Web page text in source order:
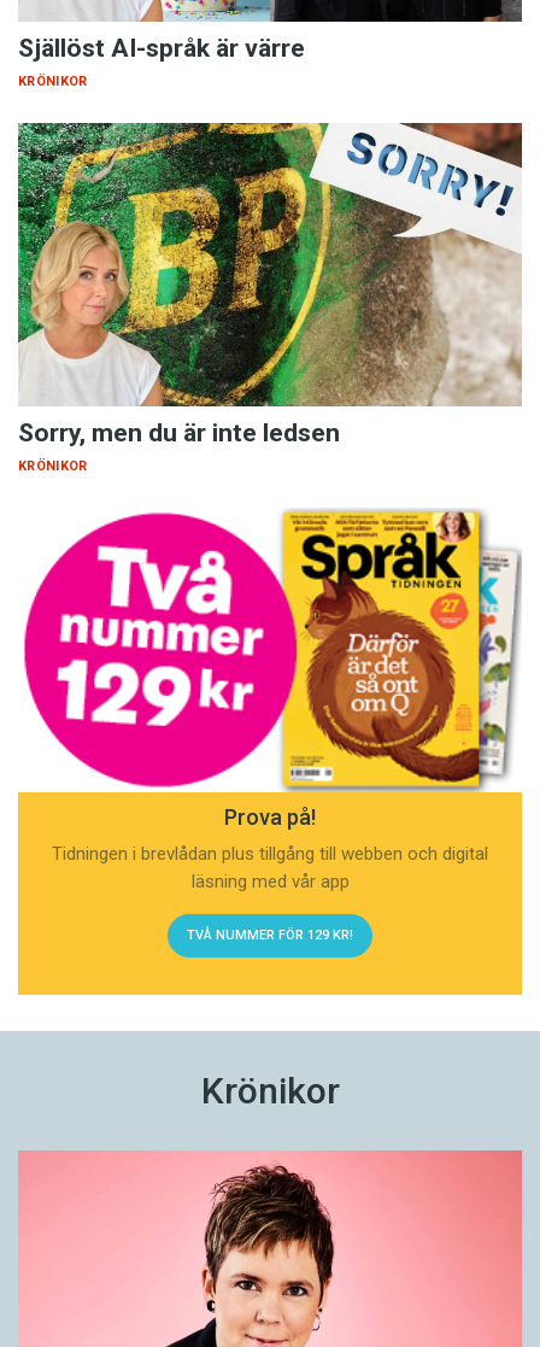
Själlöst AI-språk är värre
KRÖNIKOR
Sorry, men du är inte ledsen
KRÖNIKOR
Prova på!
Tidningen i brevlådan plus tillgång till webben och digital
läsning med vår app
TVÅ NUMMER FÖR 129 KR!
Krönikor